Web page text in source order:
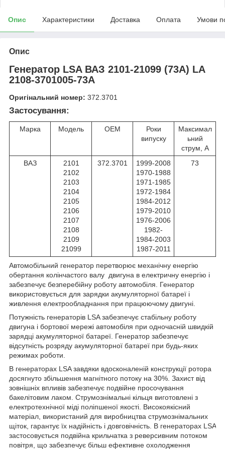
Опис Характеристики Доставка Оплата Умови
Опис
Генератор LSA ВАЗ 2101-21099 (73A) LA
2108-3701005-73A
Оригінальний номер: 372.3701
Застосування:
Марка Модель ОЕМ
Роки
випуску
Максимал
ьний
струм, A
ВАЗ
2101
2102
2103
2104
2105
2106
2107
2108
2109
21099
372.3701
1999-2008
1970-1988
1971-1985
1972-1984
1984-2012
1979-2010
1976-2006
1982-
1984-2003
1987-2011
73
Автомобільний генератор перетворює механічну енергію
обертання колінчастого валу двигуна в електричну енергію і
забезпечує безперебійну роботу автомобіля. Генератор
використовується для зарядки акумуляторної батареї і
живлення електрообладнання при працюючому двигуні.
Потужність генераторів LSA забезпечує стабільну роботу
двигуна і бортової мережі автомобіля при одночасній швидкій
зарядці акумуляторної батареї. Генератор забезпечує
відсутність розряду акумуляторної батареї при будь-яких
режимах роботи.
В генераторах LSA завдяки вдосконаленій конструкції ротора
досягнуто збільшення магнітного потоку на 30%. Захист від
зовнішніх впливів забезпечує подвійне просочування
бакелітовим лаком. Струмознімальні кільця виготовлені з
електротехнічної міді поліпшеної якості. Високоякісний
матеріал, використаний для виробництва струмознімальних
щіток, гарантує їх надійність і довговічність. В генераторах LSA
застосовується подвійна крильчатка з реверсивним потоком
повітря, що забезпечує більш ефективне охолодження